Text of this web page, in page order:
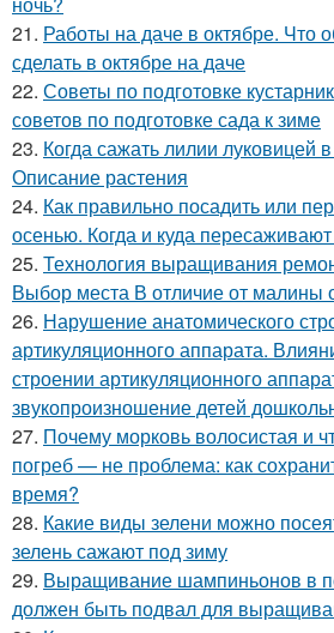
21. Работы на даче в октябре. Что
сделать в октябре на даче
22. Советы по подготовке
советов по подготовке сада к зиме
23. Когда сажать лилии луковицей
Описание растения
24. Как правильно посадить или
осенью. Когда и куда
25. Технология выращивания
Выбор места В отличие от малины
26. Нарушение анатомического
артикуляционного аппарата.
строении артикуляционного
звукопроизношение детей
27. Почему морковь волосистая и
погреб — не проблема: как
время?
28. Какие виды зелени можно
зелень сажают под зиму
29. Выращивание шампиньонов в
должен быть подвал для